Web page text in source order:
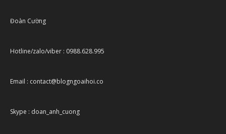
Đoàn Cường
Hotline/zalo/viber : 0988.628.995
Email : contact@blogngoaihoi.co
Skype : doan_anh_cuong